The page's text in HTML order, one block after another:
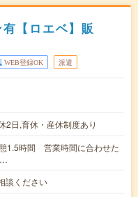
【ロエベ】販
WEB登録OK 派遣
2日,育休・産休制度あり
1.5時間 営業時間に合わせた
談ください